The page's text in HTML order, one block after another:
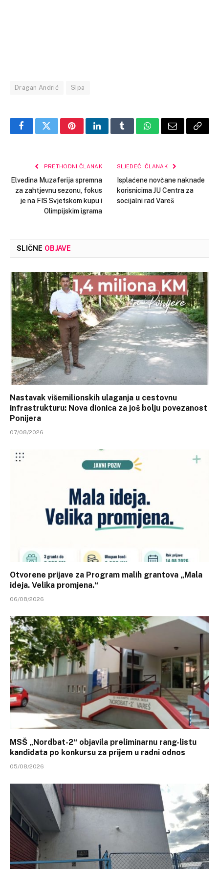
Dragan Andrić SIpa
FacebookTwitterPinterestLinkedInTumblrWhatsApp
Email Copy
PRETHODNI ČLANAK
Elvedina Muzaferija spremna
za zahtjevnu sezonu, fokus
je na FIS Svjetskom kupu i
Olimpijskim igrama
SLJEDEĆI ČLANAK
Isplaćene novčane naknade
korisnicima JU Centra za
socijalni rad Vareš
SLIČNE OBJAVE
Nastavak višemilionskih ulaganja u cestovnu
infrastrukturu: Nova dionica za još bolju povezanost
Ponijera
07/08/2026
Otvorene prijave za Program malih grantova „Mala
ideja. Velika promjena.“
06/08/2026
MSŠ „Nordbat-2“ objavila preliminarnu rang-listu
kandidata po konkursu za prijem u radni odnos
05/08/2026